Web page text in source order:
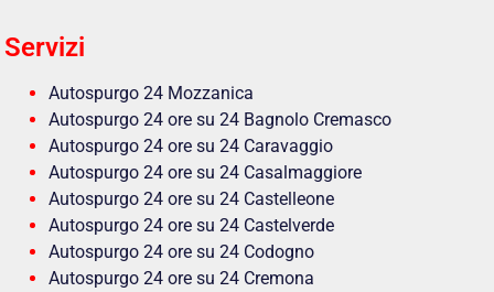
Servizi
Autospurgo 24 Mozzanica
Autospurgo 24 ore su 24 Bagnolo Cremasco
Autospurgo 24 ore su 24 Caravaggio
Autospurgo 24 ore su 24 Casalmaggiore
Autospurgo 24 ore su 24 Castelleone
Autospurgo 24 ore su 24 Castelverde
Autospurgo 24 ore su 24 Codogno
Autospurgo 24 ore su 24 Cremona